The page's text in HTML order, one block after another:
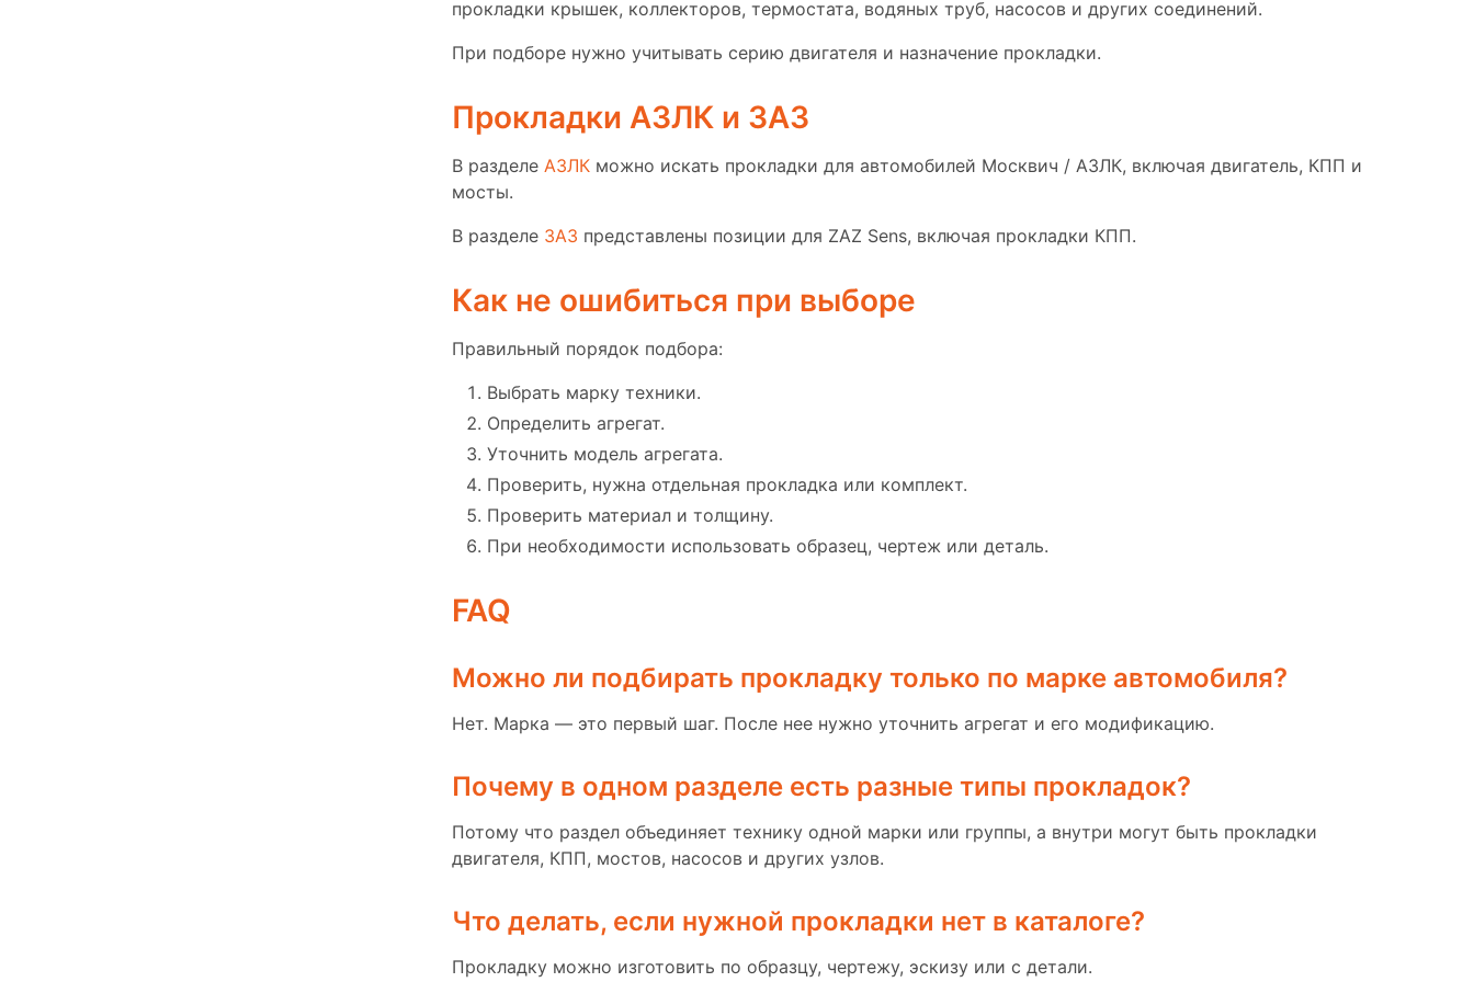
прокладки крышек, коллекторов, термостата, водяных труб, насосов и других соединений.
При подборе нужно учитывать серию двигателя и назначение прокладки.
Прокладки АЗЛК и ЗАЗ
В разделе АЗЛК можно искать прокладки для автомобилей Москвич / АЗЛК, включая двигатель, КПП и
мосты.
В разделе ЗАЗ представлены позиции для ZAZ Sens, включая прокладки КПП.
Как не ошибиться при выборе
Правильный порядок подбора:
Выбрать марку техники.
Определить агрегат.
Уточнить модель агрегата.
Проверить, нужна отдельная прокладка или комплект.
Проверить материал и толщину.
При необходимости использовать образец, чертеж или деталь.
FAQ
Можно ли подбирать прокладку только по марке автомобиля?
Нет. Марка — это первый шаг. После нее нужно уточнить агрегат и его модификацию.
Почему в одном разделе есть разные типы прокладок?
Потому что раздел объединяет технику одной марки или группы, а внутри могут быть прокладки
двигателя, КПП, мостов, насосов и других узлов.
Что делать, если нужной прокладки нет в каталоге?
Прокладку можно изготовить по образцу, чертежу, эскизу или с детали.